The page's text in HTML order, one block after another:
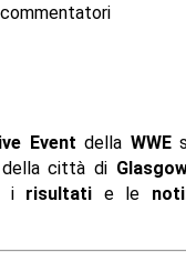
Event della WWE
della città di
i risultati e le